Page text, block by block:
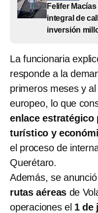
Felifer
integral de
inversión
La funcionaria
responde a la
primeros meses y
europeo, lo que
enlace estratégico
turístico y
el proceso de
Querétaro.
Además, se
rutas aéreas de
operaciones el 1 de